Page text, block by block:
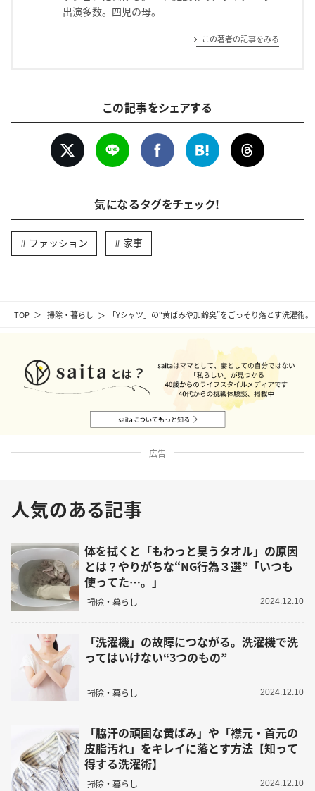
TOP 掃除・暮らし 「Yシャツ」の“黄ばみや加齢臭”をごっそり落とす洗濯
出演多数。四児の母。
この著者の記事をみる
この記事をシェアする
気になるタグをチェック！
ファッション 家事
広告
人気のある記事
体を拭くと「もわっと臭うタオル」の原因
とは？やりがちな“NG行為３選”「いつも
使ってた…。」
掃除・暮らし 2024.12.10
「洗濯機」の故障につながる。洗濯機で洗
ってはいけない“3つのもの”
掃除・暮らし 2024.12.10
「脇汗の頑固な黄ばみ」や「襟元・首元の
皮脂汚れ」をキレイに落とす方法【知って
得する洗濯術】
掃除・暮らし 2024.12.10